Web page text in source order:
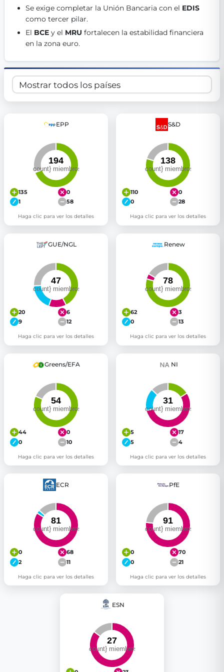
Get Involved
Become a member:Join us to advance digital democracy
Volunteer:
Support democracy:
Se exige completar la Unión Bancaria con el EDIS
como tercer pilar.
El BCE y el MRU fortalecen la estabilidad financiera
en la zona euro.
EPP
135
0
1
58
Haga clic para ver los detalles
S&D
110
0
0
28
Haga clic para ver los detalles
GUE/NGL
20
6
9
12
Haga clic para ver los detalles
Renew
62
3
0
13
Haga clic para ver los detalles
Greens/EFA
44
0
0
10
Haga clic para ver los detalles
NI
5
17
5
4
Haga clic para ver los detalles
ECR
0
68
2
11
Haga clic para ver los detalles
PfE
0
70
0
21
Haga clic para ver los detalles
ESN